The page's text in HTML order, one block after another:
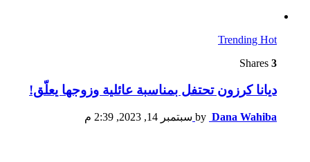
Trending Hot
3
ديانا كرزون تحتفل بمناسبة عائلية وزوجها يعلّق!
by Dana Wahiba سبتمبر 14, 2023, 2:39 م